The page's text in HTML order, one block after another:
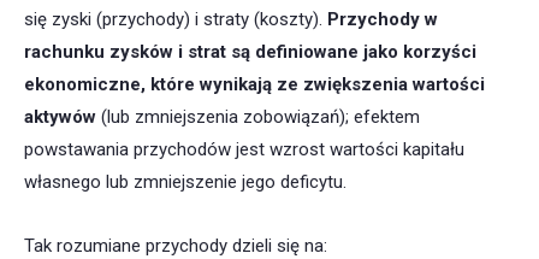
się zyski (przychody) i straty (koszty). Przychody w
rachunku zysków i strat są definiowane jako korzyści
ekonomiczne, które wynikają ze zwiększenia wartości
aktywów (lub zmniejszenia zobowiązań); efektem
powstawania przychodów jest wzrost wartości kapitału
własnego lub zmniejszenie jego deficytu.
Tak rozumiane przychody dzieli się na: